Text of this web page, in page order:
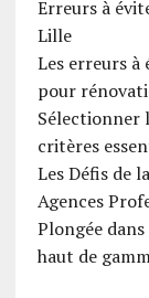
Erreurs à
Lille
Les erreurs
pour
Sélectionner
critères
Les Défis de
Agences
Plongée
haut de